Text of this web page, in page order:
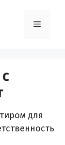
Меню
для